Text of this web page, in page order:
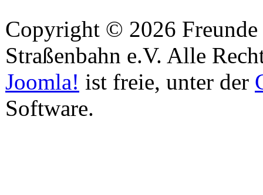
Copyright © 2026
Straßenbahn e.V. Alle
Joomla! ist freie, unter der
Software.